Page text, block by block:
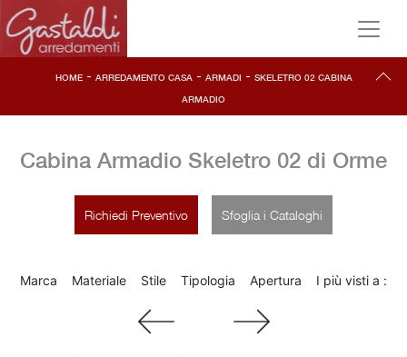
HOME- ARREDAMENTO CASA- ARMADI - SKELETRO 02 CABINA
ARMADIO
Cabina Armadio Skeletro 02 di Orme
Richiedi Preventivo Sfoglia i Cataloghi
Marca Materiale Stile Tipologia Apertura I più visti a :